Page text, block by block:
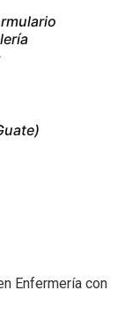
Enfermería con